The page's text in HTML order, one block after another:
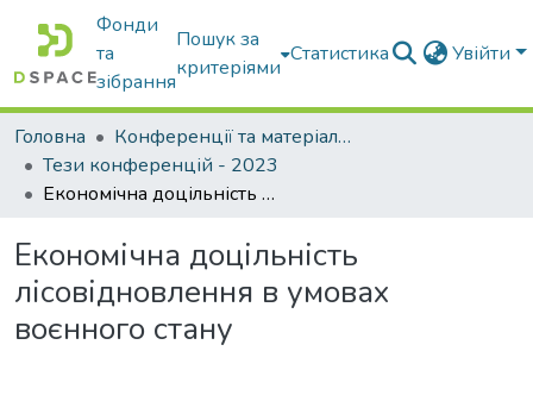
Фонди
та
зібрання
Пошук за
критеріями
Статистика Увійти
Головна
Конференції та матеріали конференцій
Тези конференцій - 2023
Економічна доцільність лісовідновлення в умовах воєнного стану
Економічна доцільність
лісовідновлення в умовах
воєнного стану